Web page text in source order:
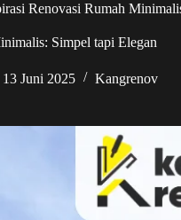
Renovasi Rumah
Simpel tapi Elegan
13 Juni 2025 Kangrenov